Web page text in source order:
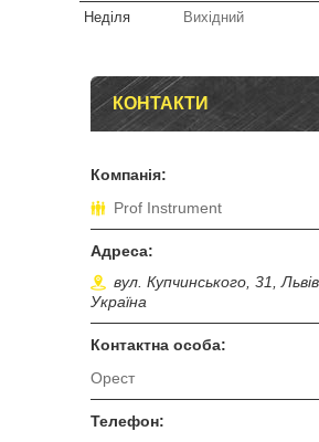
Неділя
Вихідний
КОНТАКТИ
Prof Instrument
вул. Купчинського, 31, Львів,
Україна
Орест